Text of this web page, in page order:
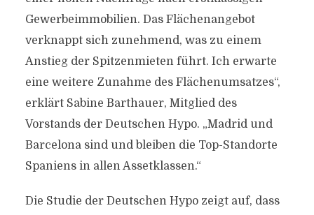
Gewerbeimmobilien. Das Flächenangebot
verknappt sich zunehmend, was zu einem
Anstieg der Spitzenmieten führt. Ich erwarte
eine weitere Zunahme des Flächenumsatzes“,
erklärt Sabine Barthauer, Mitglied des
Vorstands der Deutschen Hypo. „Madrid und
Barcelona sind und bleiben die Top-Standorte
Spaniens in allen Assetklassen.“
Die Studie der Deutschen Hypo zeigt auf, dass